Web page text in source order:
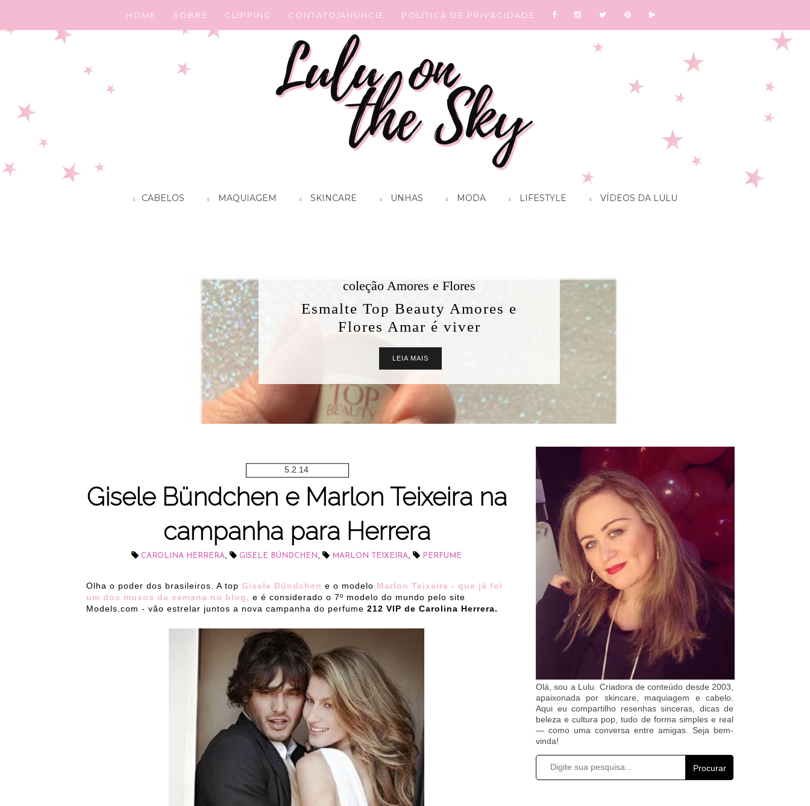
HOME SOBRE CLIPPING CONTATO/ANUNCIE POLÍTICA DE PRIVACIDADE
CABELOS MAQUIAGEM SKINCARE UNHAS MODA LIFESTYLE VÍDEOS DA LULU
coleção Amores e Flores
Esmalte Top Beauty Amores e
Flores Amar é viver
LEIA MAIS
5.2.14
Gisele Bündchen e Marlon Teixeira na
campanha para Herrera
CAROLINA HERRERA GISELE BÜNDCHEN MARLON TEIXEIRA PERFUME
Olha o poder dos brasileiros. A top Gisele Bündchen e o modelo Marlon Teixeira - que já foi
um dos musos da semana no blog, e é considerado o 7º modelo do mundo pelo site
Models.com - vão estrelar juntos a nova campanha do perfume 212 VIP de Carolina Herrera.
Olá, sou a Lulu. Criadora de conteúdo desde 2003,
apaixonada por skincare, maquiagem e cabelo.
Aqui eu compartilho resenhas sinceras, dicas de
beleza e cultura pop, tudo de forma simples e real
— como uma conversa entre amigas. Seja bem-
vinda!
Procurar